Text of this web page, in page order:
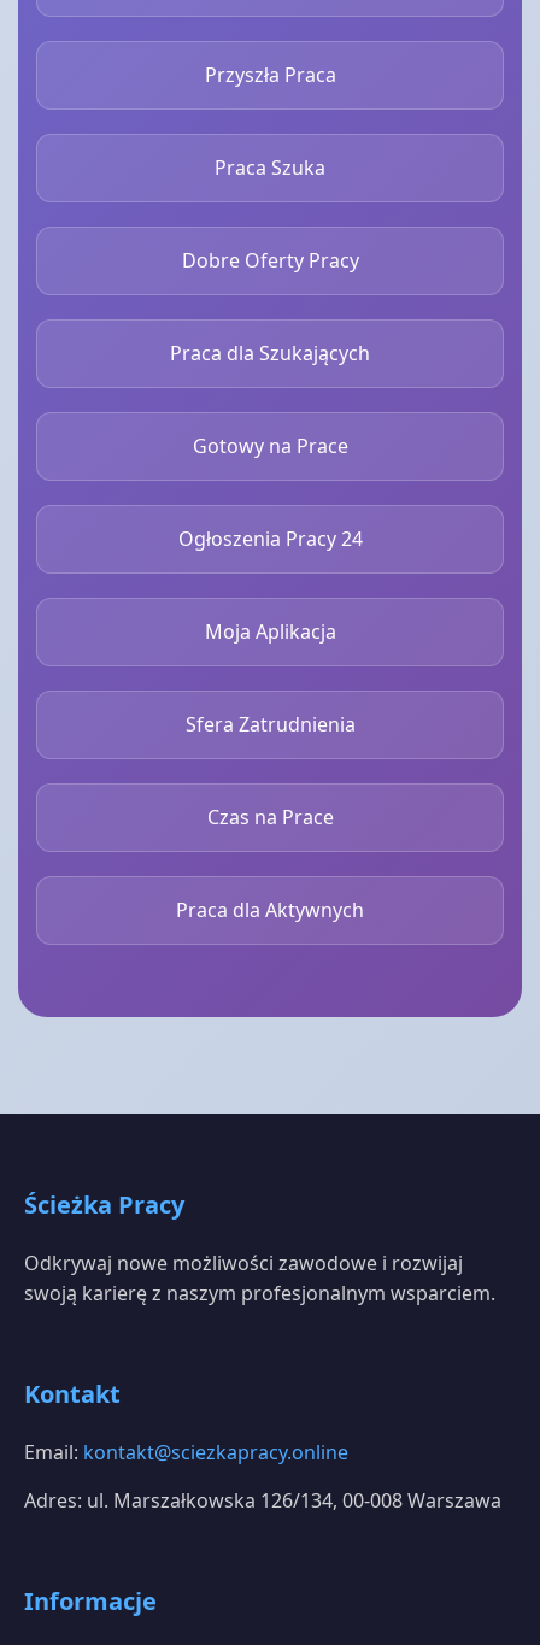
Przyszła Praca
Praca Szuka
Dobre Oferty Pracy
Praca dla Szukających
Gotowy na Prace
Ogłoszenia Pracy 24
Moja Aplikacja
Sfera Zatrudnienia
Czas na Prace
Praca dla Aktywnych
Ścieżka Pracy
Odkrywaj nowe możliwości zawodowe i rozwijaj
swoją karierę z naszym profesjonalnym wsparciem.
Kontakt
Email: kontakt@sciezkapracy.online
Adres: ul. Marszałkowska 126/134, 00-008 Warszawa
Informacje